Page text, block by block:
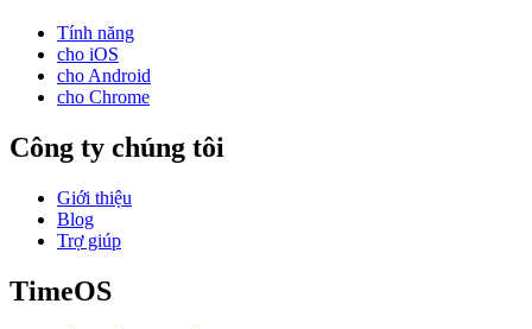
Tính năng
cho iOS
cho Android
cho Chrome
Công ty chúng tôi
Giới thiệu
Blog
Trợ giúp
TimeOS